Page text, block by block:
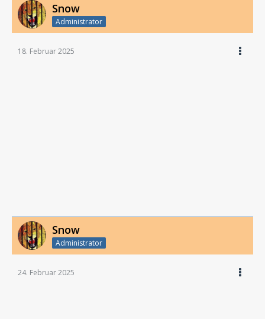
Snow
Administrator
18. Februar 2025
Snow
Administrator
24. Februar 2025